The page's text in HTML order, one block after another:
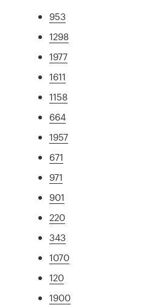
953
1298
1977
1611
1158
664
1957
671
971
901
220
343
1070
120
1900